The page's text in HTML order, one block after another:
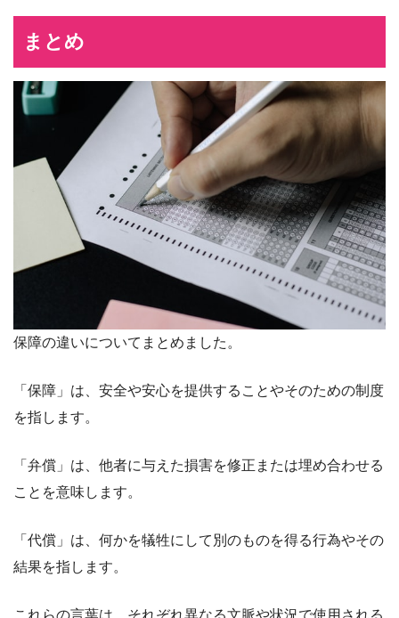
まとめ
保障の違いについてまとめました。
「保障」は、安全や安心を提供することやそのための制度
を指します。
「弁償」は、他者に与えた損害を修正または埋め合わせる
ことを意味します。
「代償」は、何かを犠牲にして別のものを得る行為やその
結果を指します。